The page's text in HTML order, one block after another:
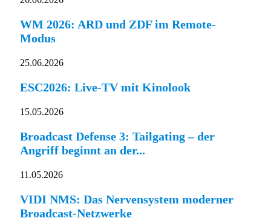
WM 2026: ARD und ZDF im Remote-
Modus
25.06.2026
ESC2026: Live-TV mit Kinolook
15.05.2026
Broadcast Defense 3: Tailgating – der
Angriff beginnt an der...
11.05.2026
VIDI NMS: Das Nervensystem moderner
Broadcast-Netzwerke